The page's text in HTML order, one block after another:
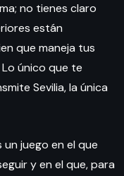
no tienes claro
están
que maneja tus
único que te
Sevilia, la única
juego en el que
y en el que, para